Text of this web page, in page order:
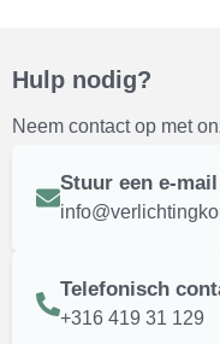
Hulp nodig?
Neem contact op met
Stuur een e-mail
Telefonisch
+316 419 31 129